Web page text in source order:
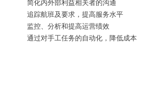
简化内外部利益相关者的沟通
追踪航班及要求，提高服务水平
监控、分析和提高运营绩效
通过对手工任务的自动化，降低成本